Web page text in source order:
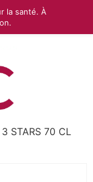
STARS 70 CL
la santé. À